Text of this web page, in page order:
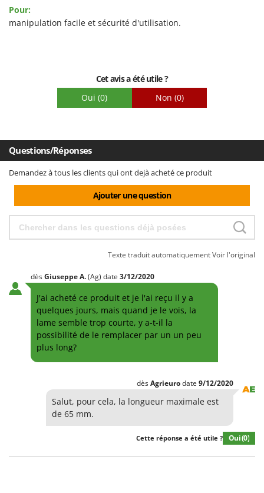
Qualité / Prix
Pour:
manipulation facile et sécurité d'utilisation.
Cet avis a été utile ?
Oui (0) Non (0)
Questions/Réponses
Demandez à tous les clients qui ont dejà acheté ce produit
Ajouter une question
Texte traduit automatiquementVoir l'original
dèsGiuseppeA.(Ag) date 3/12/2020
J'ai acheté ce produit et je l'ai reçu il y a
quelques jours, mais quand je le vois, la
lame semble trop courte, y a-t-il la
possibilité de le remplacer par un un peu
plus long?
dèsAgrieurodate 9/12/2020
Salut, pour cela, la longueur maximale est
de 65 mm.
Cette réponse a été utile ? Oui(0)